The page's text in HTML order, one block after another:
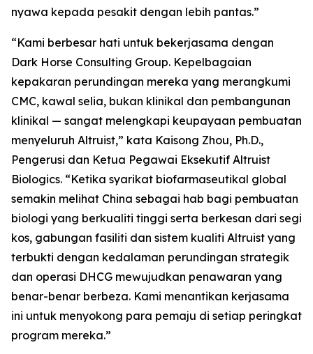
nyawa kepada pesakit dengan lebih pantas.”
“Kami berbesar hati untuk bekerjasama dengan
Dark Horse Consulting Group. Kepelbagaian
kepakaran perundingan mereka yang merangkumi
CMC, kawal selia, bukan klinikal dan pembangunan
klinikal — sangat melengkapi keupayaan pembuatan
menyeluruh Altruist,” kata Kaisong Zhou, Ph.D.,
Pengerusi dan Ketua Pegawai Eksekutif Altruist
Biologics. “Ketika syarikat biofarmaseutikal global
semakin melihat China sebagai hab bagi pembuatan
biologi yang berkualiti tinggi serta berkesan dari segi
kos, gabungan fasiliti dan sistem kualiti Altruist yang
terbukti dengan kedalaman perundingan strategik
dan operasi DHCG mewujudkan penawaran yang
benar-benar berbeza. Kami menantikan kerjasama
ini untuk menyokong para pemaju di setiap peringkat
program mereka.”